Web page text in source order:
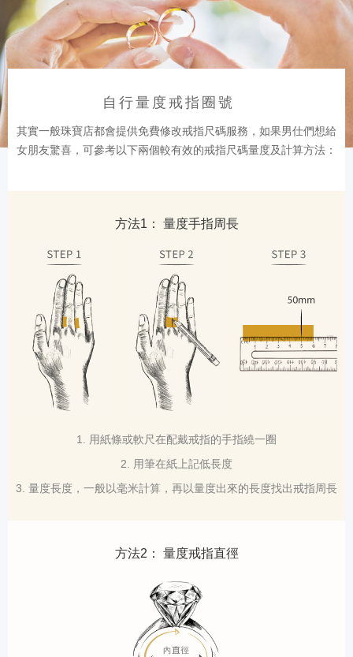
自行量度戒指圈號
其實一般珠寶店都會提供免費修改戒指尺碼服務，如果男仕們想給
女朋友驚喜，可參考以下兩個較有效的戒指尺碼量度及計算方法：
方法1： 量度手指周長
1. 用紙條或軟尺在配戴戒指的手指繞一圈
2. 用筆在紙上記低長度
3. 量度長度，一般以毫米計算，再以量度出來的長度找出戒指周長
方法2： 量度戒指直徑